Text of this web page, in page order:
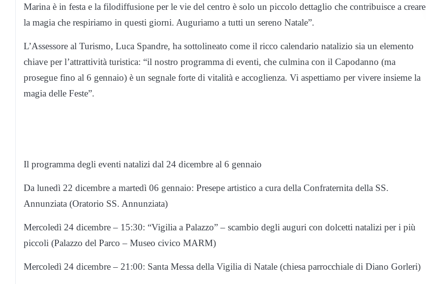
Marina è in festa e la filodiffusione per le vie del centro è solo un piccolo dettaglio che contribuisce a creare
la magia che respiriamo in questi giorni. Auguriamo a tutti un sereno Natale”.
L’Assessore al Turismo, Luca Spandre, ha sottolineato come il ricco calendario natalizio sia un elemento
chiave per l’attrattività turistica: “il nostro programma di eventi, che culmina con il Capodanno (ma
prosegue fino al 6 gennaio) è un segnale forte di vitalità e accoglienza. Vi aspettiamo per vivere insieme la
magia delle Feste”.
Il programma degli eventi natalizi dal 24 dicembre al 6 gennaio
Da lunedì 22 dicembre a martedì 06 gennaio: Presepe artistico a cura della Confraternita della SS.
Annunziata (Oratorio SS. Annunziata)
Mercoledì 24 dicembre – 15:30: “Vigilia a Palazzo” – scambio degli auguri con dolcetti natalizi per i più
piccoli (Palazzo del Parco – Museo civico MARM)
Mercoledì 24 dicembre – 21:00: Santa Messa della Vigilia di Natale (chiesa parrocchiale di Diano Gorleri)